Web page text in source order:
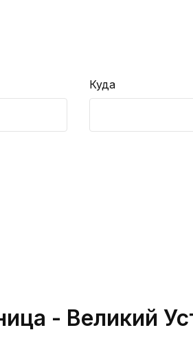
Куда
- Великий